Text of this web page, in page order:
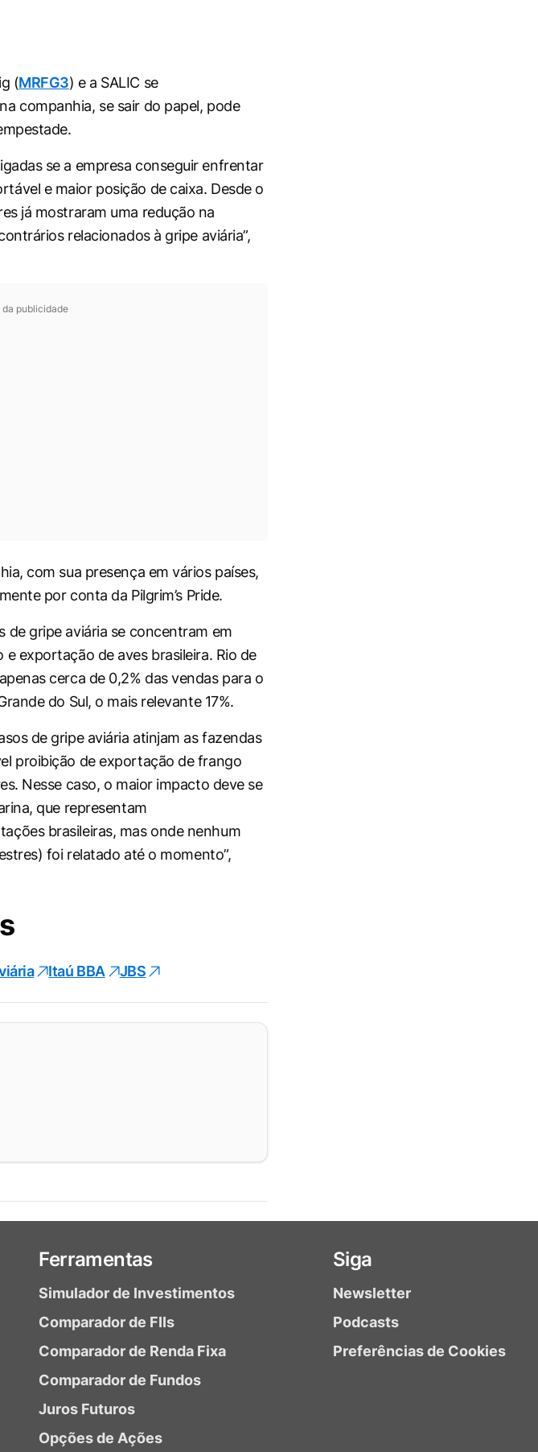
(MRFG3) e a SALIC se
companhia, se sair do papel, pode
se a empresa conseguir enfrentar
e maior posição de caixa. Desde o
já mostraram uma redução na
relacionados à gripe aviária”,
publicidade
com sua presença em vários países,
por conta da Pilgrim’s Pride.
de gripe aviária se concentram em
exportação de aves brasileira. Rio de
cerca de 0,2% das vendas para o
do Sul, o mais relevante 17%.
de gripe aviária atinjam as fazendas
proibição de exportação de frango
Nesse caso, o maior impacto deve se
que representam
brasileiras, mas onde nenhum
foi relatado até o momento”,
Itaú BBA JBS
Ferramentas
Simulador de Investimentos
Comparador de FIIs
Comparador de Renda Fixa
Comparador de Fundos
Juros Futuros
Opções de Ações
Siga
Newsletter
Podcasts
Preferências de Cookies